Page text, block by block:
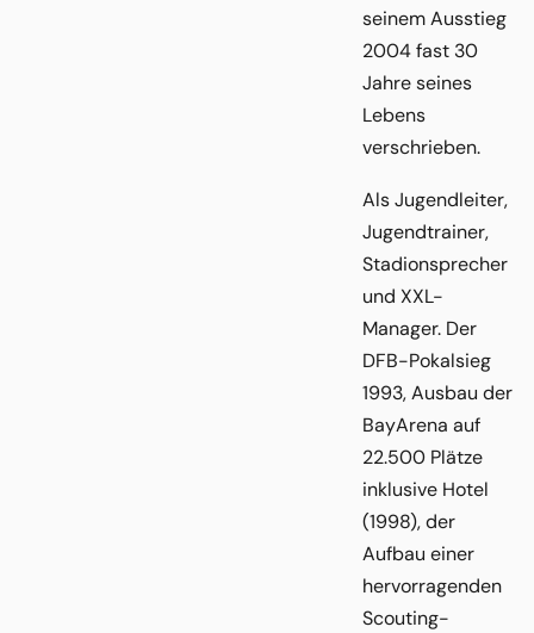
seinem Ausstieg
2004 fast 30
Jahre seines
Lebens
verschrieben.
Als Jugendleiter,
Jugendtrainer,
Stadionsprecher
und XXL-
Manager. Der
DFB-Pokalsieg
1993, Ausbau der
BayArena auf
22.500 Plätze
inklusive Hotel
(1998), der
Aufbau einer
hervorragenden
Scouting-